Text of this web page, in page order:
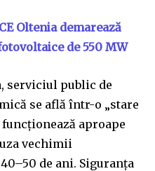
Oltenia demarează
de 550 MW
serviciul public de
se află într-o „stare
funcționează aproape
vechimii
de ani. Siguranța